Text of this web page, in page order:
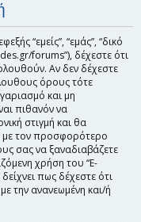
“εμείς”, “εμάς”, “δικό
forums”), δέχεστε ότι
Αν δεν δέχεστε
όρους τότε
και μη
πιθανόν να
στιγμή και θα
με τον προσφορότερο
σας να ξαναδιαβάζετε
χρήση του “E-
πως δέχεστε ότι
την ανανεωμένη και/ή